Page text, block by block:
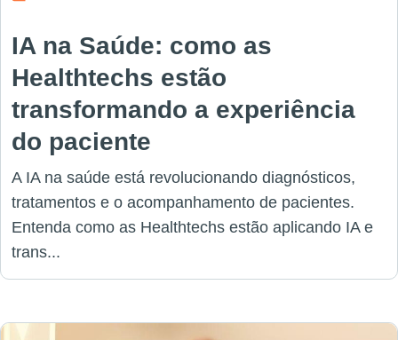
IA na Saúde: como as
Healthtechs estão
transformando a experiência
do paciente
A IA na saúde está revolucionando diagnósticos,
tratamentos e o acompanhamento de pacientes.
Entenda como as Healthtechs estão aplicando IA e
trans...